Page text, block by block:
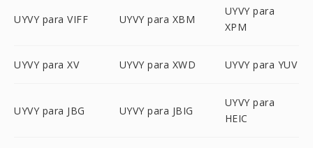
UYVY para VIFF UYVY para XBM
UYVY para
XPM
UYVY para XV UYVY para XWD UYVY para YUV
UYVY para JBG UYVY para JBIG
UYVY para
HEIC